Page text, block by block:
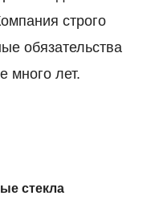
строго
обязательства
много лет.
стекла